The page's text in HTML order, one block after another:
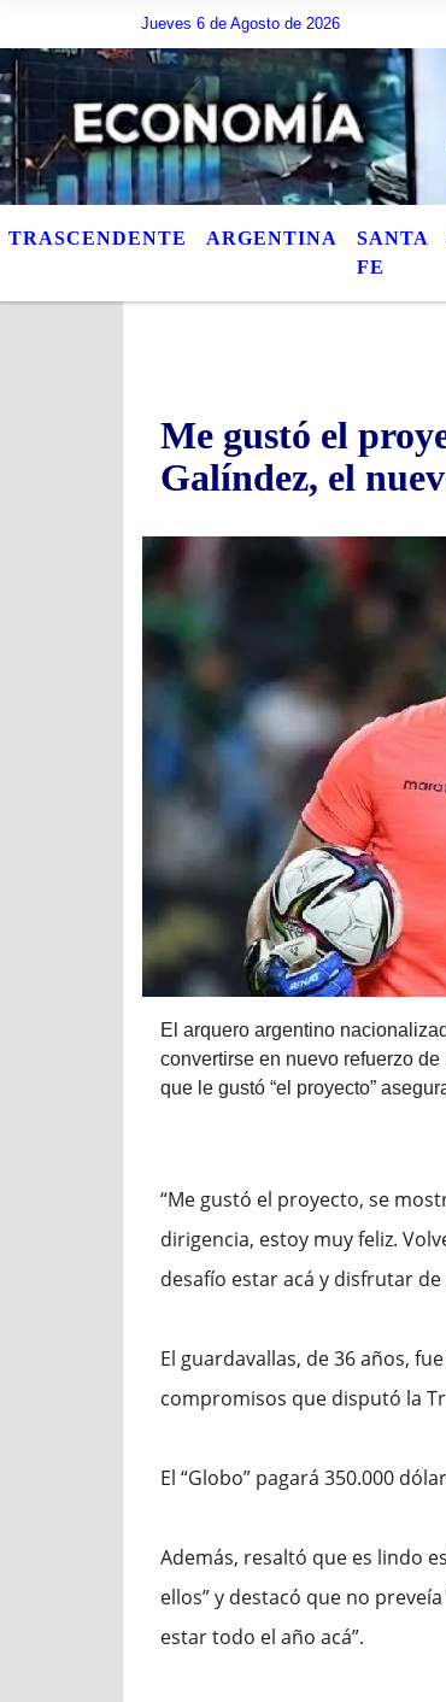
Jueves 6 de Agosto de 2026
Hoy es Jueves 6 de Agosto de 2026 y
TRASCENDENTE ARGENTINA
SANTA
FE
Me gustó el
Galíndez, el
El arquero argentino
convertirse en nuevo refuerzo
que le gustó “el proyecto”
“Me gustó el proyecto, se
dirigencia, estoy muy feliz.
desafío estar acá y disfrutar
El guardavallas, de 36 años,
compromisos que disputó la
El “Globo” pagará 350.000
Además, resaltó que es lindo
ellos” y destacó que no
estar todo el año acá”.